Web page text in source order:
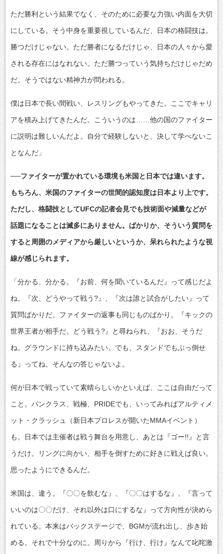
ただ勝利という結果でなく、そのために必要な力強い内面を大切
にしている。そう中身を重要視しているんだ、日本の格闘技は。
勝つだけじゃない。ただ勝者になるだけじゃ、日本の人々から愛
される存在にはなれない。ただ勝つっていう気持ちだけじゃだめ
だ。そうではない精神力が問われる。
僕は日本で長い間戦い、レスリングもやってきた。ここでキャリ
アを積み上げてきたんだ。こういうのは……他の国のファイター
に説明は難しいんだよ。自分で経験しないと、決して学べないこ
となんだ」
──ファイターが置かれている環境も米国と日本では違います。
もちろん、米国のファイターの世間的認知度は日本より上です。
ただし、格闘技としてUFCの記者会見でも技術面や減量などが
話題になることは滅多にありません。ばかりか、そういう質問を
すると周囲のメディアから厳しいというか、呆れられたような視
線が感じられます。
「分かる、分かる。『お前、何を聞いているんだ』って感じだよ
ね。『次、どうやって戦う?』、『次は誰と試合がしたい』って
質問ばかりだ。ファイターの返事も同じものばかり。『キックの
世界王者が相手だ。どう戦う?』と尋ねられ、『おお、そうだ
ね。グラウンドに持ち込みたい。でも、スタンドでもぶっ倒せ
る』ってね。そんなの答じゃないよ。
何が日本で戦っていて素晴らしいかといえば、ここは自由だって
こと。パンクラス、戦極、PRIDEでも、いってみればアルティメ
ット・クラッシュ（新日本プロレスが開いたMMAイベント）
も。日本では主催者は戦う舞台を用意し、あとは『ゴー!!』と言
うだけ。リングに向かい、相手を倒すために好きに戦えば良い。
思ったようにできるんだ。
米国は、違う。『〇〇を飲むな』、『〇〇はするな』、『言って
いいのは〇〇だけ、それ以外は口にするな』って方向性が決めら
れている。本来はバックステージで、BGMが流れ出し、歩き始
める。それで十分なのに。周りから『行け、行け』なんて叱咤激